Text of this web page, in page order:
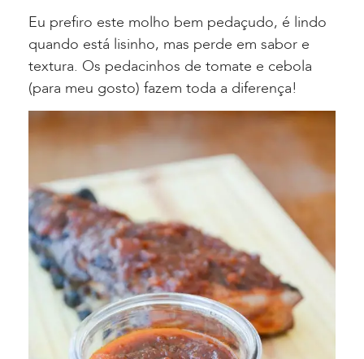
Eu prefiro este molho bem pedaçudo, é lindo
quando está lisinho, mas perde em sabor e
textura. Os pedacinhos de tomate e cebola
(para meu gosto) fazem toda a diferença!